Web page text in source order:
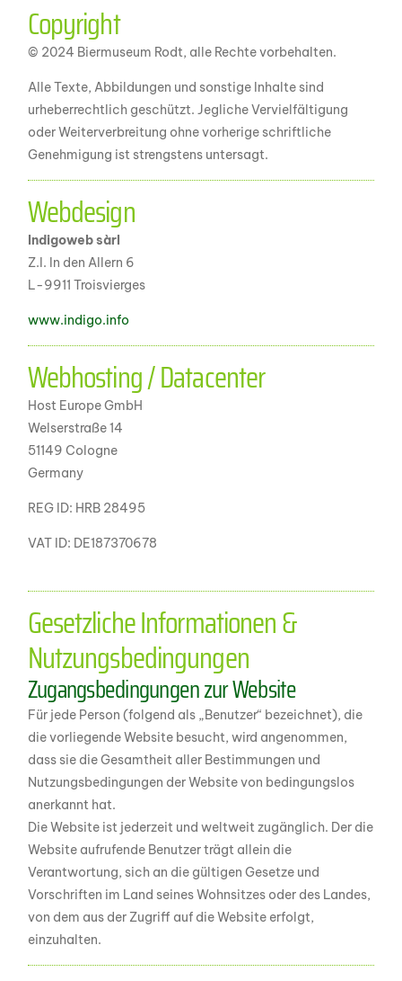
Copyright
© 2024 Biermuseum Rodt, alle Rechte vorbehalten.
Alle Texte, Abbildungen und sonstige Inhalte sind
urheberrechtlich geschützt. Jegliche Vervielfältigung
oder Weiterverbreitung ohne vorherige schriftliche
Genehmigung ist strengstens untersagt.
Webdesign
Indigoweb sàrl
Z.I. In den Allern 6
L-9911 Troisvierges
www.indigo.info
Webhosting / Datacenter
Host Europe GmbH
Welserstraße 14
51149 Cologne
Germany
REG ID: HRB 28495
VAT ID: DE187370678
Gesetzliche Informationen &
Nutzungsbedingungen
Zugangsbedingungen zur Website
Für jede Person (folgend als „Benutzer“ bezeichnet), die
die vorliegende Website besucht, wird angenommen,
dass sie die Gesamtheit aller Bestimmungen und
Nutzungsbedingungen der Website von bedingungslos
anerkannt hat.
Die Website ist jederzeit und weltweit zugänglich. Der die
Website aufrufende Benutzer trägt allein die
Verantwortung, sich an die gültigen Gesetze und
Vorschriften im Land seines Wohnsitzes oder des Landes,
von dem aus der Zugriff auf die Website erfolgt,
einzuhalten.